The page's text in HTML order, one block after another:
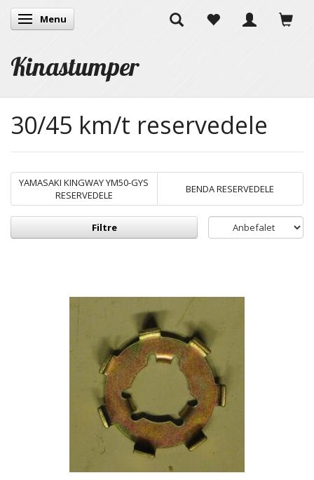
Skifte navigation
Menu
Kinastumper
30/45 km/t reservedele
YAMASAKI KINGWAY YM50-GYS
RESERVEDELE
BENDA RESERVEDELE
Filtre